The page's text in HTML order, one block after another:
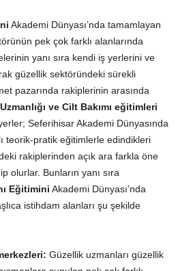
Akademi Dünyası’nda tamamlayan
pek çok farklı alanlarında
yanı sıra kendi iş yerlerini ve
güzellik sektöründeki sürekli
pazarında rakiplerinin arasında
ve Cilt Bakımı eğitimleri
Seferihisar Akademi Dünyasında
teorik-pratik eğitimlerle edindikleri
rakiplerinden açık ara farkla öne
olurlar. Bunların yanı sıra
Eğitimini Akademi Dünyası’nda
istihdam alanları şu şekilde
Güzellik uzmanları güzellik